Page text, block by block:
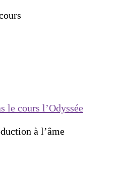
le cours l’Odyssée
à l’âme